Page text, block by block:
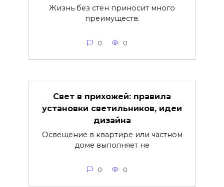
Жизнь без стен приносит много
преимуществ.
0 0
Свет в прихожей: правила
установки светильников, идеи
дизайна
Освещение в квартире или частном
доме выполняет не
0 0